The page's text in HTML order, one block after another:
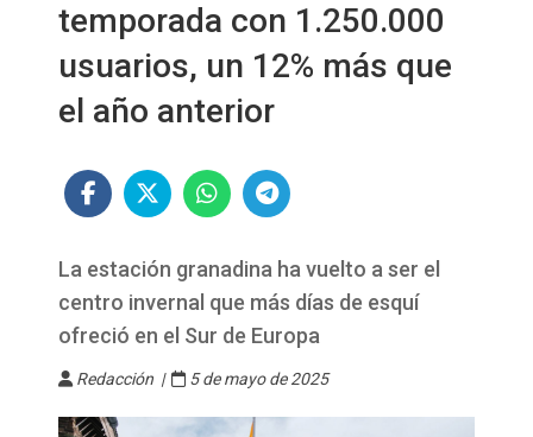
temporada con 1.250.000
usuarios, un 12% más que
el año anterior
La estación granadina ha vuelto a ser el
centro invernal que más días de esquí
ofreció en el Sur de Europa
Redacción | 5 de mayo de 2025